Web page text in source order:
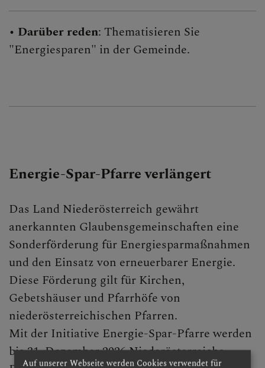
• Darüber reden: Thematisieren Sie
"Energiesparen" in der Gemeinde.
Energie-Spar-Pfarre verlängert
Das Land Niederösterreich gewährt
anerkannten Glaubensgemeinschaften eine
Sonderförderung für Energiesparmaßnahmen
und den Einsatz von erneuerbarer Energie.
Diese Förderung gilt für Kirchen,
Gebetshäuser und Pfarrhöfe von
niederösterreichischen Pfarren.
Mit der Initiative Energie-Spar-Pfarre werden
bis 31. Dezember 2026 Niederösterreichs
Auf unserer Webseite werden Cookies verwendet für